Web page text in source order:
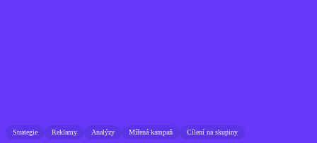
Strategie Reklamy Analýzy Mířená kampaň Cílení na skupiny